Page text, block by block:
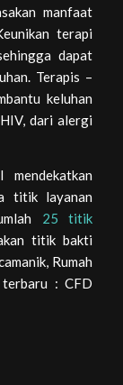
manfaat
terapi
dapat
Terapis –
keluhan
dari alergi
titik layanan
25 titik
titik bakti
Rumah
: CFD